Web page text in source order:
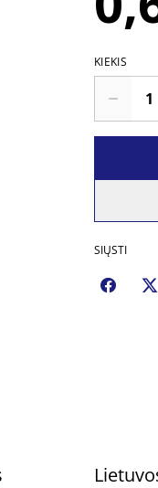
KIEKIS
SIŲSTI